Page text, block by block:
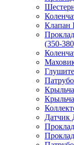
Клапан
(350-
Датчик